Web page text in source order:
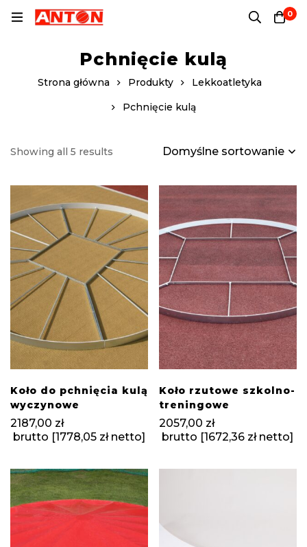
0
Pchnięcie kulą
Strona główna Produkty
Lekkoatletyka
Pchnięcie kulą
Showing all 5 results Domyślne sortowanie
Koło do pchnięcia kulą
wyczynowe
2187,00 zł
brutto [1778,05 złnetto]
Koło rzutowe szkolno-
treningowe
2057,00 zł
brutto [1672,36 złnetto]